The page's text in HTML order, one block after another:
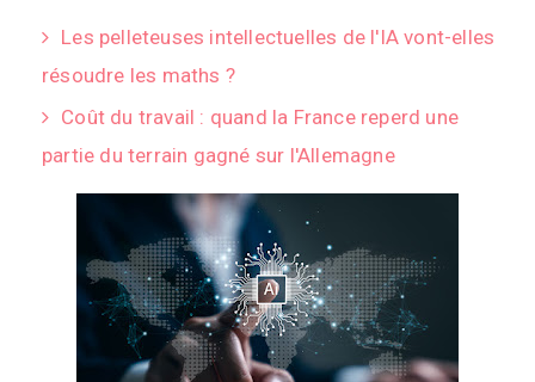
Les pelleteuses intellectuelles de l'IA vont-elles
résoudre les maths ?
Coût du travail : quand la France reperd une
partie du terrain gagné sur l'Allemagne